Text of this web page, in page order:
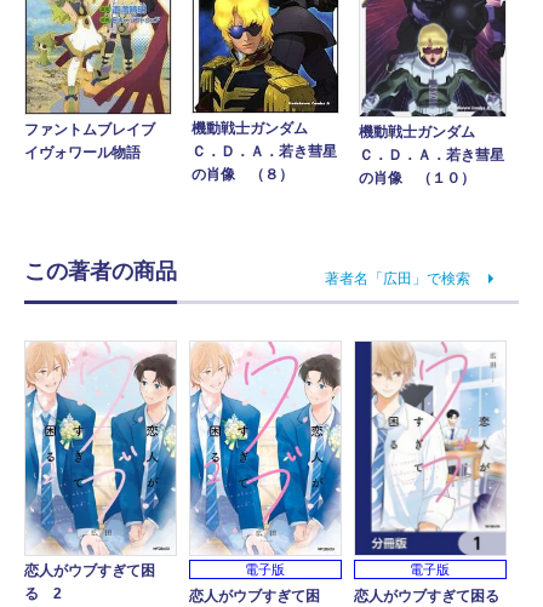
ファントムブレイブ
イヴォワール物語
機動戦士ガンダム
Ｃ．Ｄ．Ａ．若き彗星
の肖像 （８）
機動戦士ガンダム
Ｃ．Ｄ．Ａ．若き彗星
の肖像 （１０）
この著者の商品 著者名「広田」で検索
恋人がウブすぎて困
る 2
電子版
恋人がウブすぎて困
電子版
恋人がウブすぎて困る